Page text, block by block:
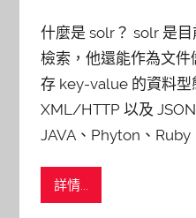
什麼是 solr？ solr 是
檢索，他還能作為文
存 key-value 的資料型
XML/HTTP 以及
JAVA、Phyton、
詳情...